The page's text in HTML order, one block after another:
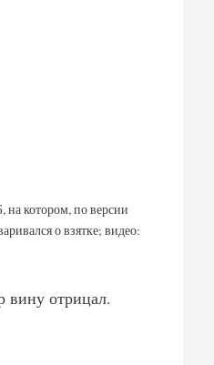
на котором, по версии
о взятке; видео:
отрицал.